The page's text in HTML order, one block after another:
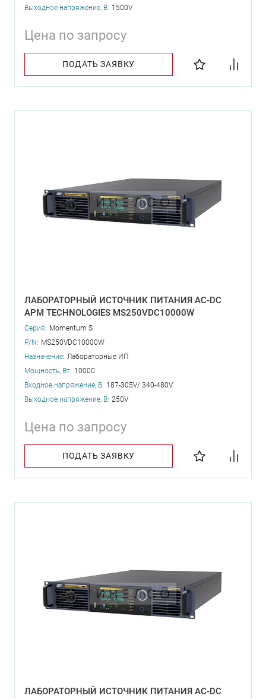
Выходное напряжение, В: 1500V
Цена по запросу
ПОДАТЬ ЗАЯВКУ
ЛАБОРАТОРНЫЙ ИСТОЧНИК ПИТАНИЯ AC-DC
APM TECHNOLOGIES MS250VDC10000W
Серия: Momentum S
P/N: MS250VDC10000W
Назначение: Лабораторные ИП
Мощность, Вт: 10000
Входное напряжение, В: 187-305V/ 340-480V
Выходное напряжение, В: 250V
Цена по запросу
ПОДАТЬ ЗАЯВКУ
ЛАБОРАТОРНЫЙ ИСТОЧНИК ПИТАНИЯ AC-DC